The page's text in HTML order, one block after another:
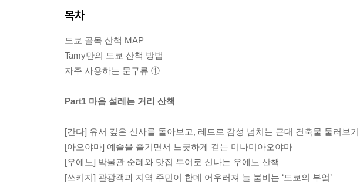
목차
도쿄 골목 산책 MAP
Tamy만의 도쿄 산책 방법
자주 사용하는 문구류 ①
Part1 마음 설레는 거리 산책
[간다] 유서 깊은 신사를 돌아보고, 레트로 감성 넘치는 근대 건축물 둘러보기
[아오야마] 예술을 즐기면서 느긋하게 걷는 미나미아오야마
[우에노] 박물관 순례와 맛집 투어로 신나는 우에노 산책
[쓰키지] 관광객과 지역 주민이 한데 어우러져 늘 붐비는 ‘도쿄의 부엌’